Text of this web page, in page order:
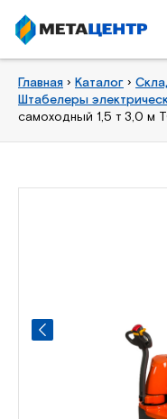
Главная › Каталог ›
Штабелеры
самоходный 1,5 т 3,0 м